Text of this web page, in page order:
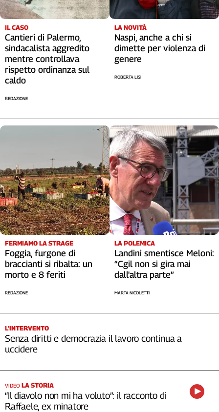
IL CASO
Cantieri di Palermo,
sindacalista aggredito
mentre controllava
rispetto ordinanza sul
caldo
REDAZIONE
LA NOVITÀ
Naspi, anche a chi si
dimette per violenza di
genere
ROBERTA LISI
FERMIAMO LA STRAGE
Foggia, furgone di
braccianti si ribalta: un
morto e 8 feriti
REDAZIONE
LA POLEMICA
Landini smentisce Meloni:
“Cgil non si gira mai
dall'altra parte”
MARTA NICOLETTI
L'INTERVENTO
Senza diritti e democrazia il lavoro continua a
uccidere
VIDEO LA STORIA
“Il diavolo non mi ha voluto”: il racconto di
Raffaele, ex minatore